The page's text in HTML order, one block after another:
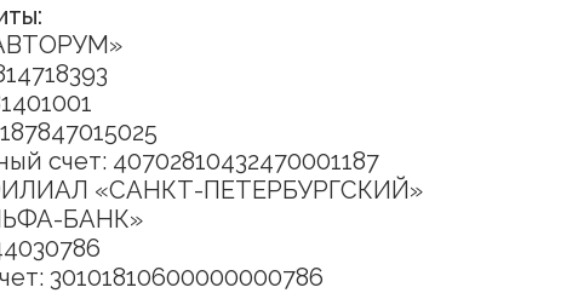
счет: 40702810432470001187
«САНКТ-ПЕТЕРБУРГСКИЙ»
БАНК»
30101810600000000786